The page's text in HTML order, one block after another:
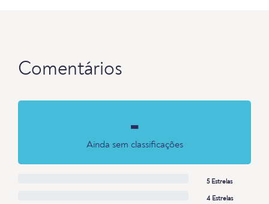
Comentários
-
Ainda sem classificações
5 Estrelas
4 Estrelas